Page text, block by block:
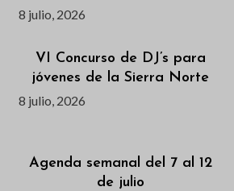
8 julio, 2026
VI Concurso de DJ’s para
jóvenes de la Sierra Norte
8 julio, 2026
Agenda semanal del 7 al 12
de julio